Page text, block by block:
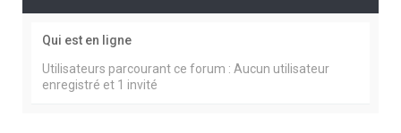
Qui est en ligne
Utilisateurs parcourant ce forum : Aucun utilisateur
enregistré et 1 invité